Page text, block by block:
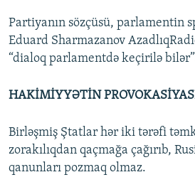
Partiyanın sözçüsü, parlamentin
Eduard Sharmazanov
“dialoq parlamentdə keçirilə
HAKİMİYYƏTİN
Birləşmiş Ştatlar hər iki tərəfi
zorakılıqdan qaçmağa çağırıb,
qanunları pozmaq olmaz.